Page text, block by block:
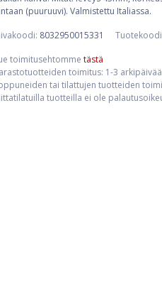
(puuruuvi). Valmistettu Italiassa.
8032950015331
toimitusehtomme tästä
toimitus: 1-3 arkipäivää
tai tilattujen tuotteiden
tuotteilla ei ole